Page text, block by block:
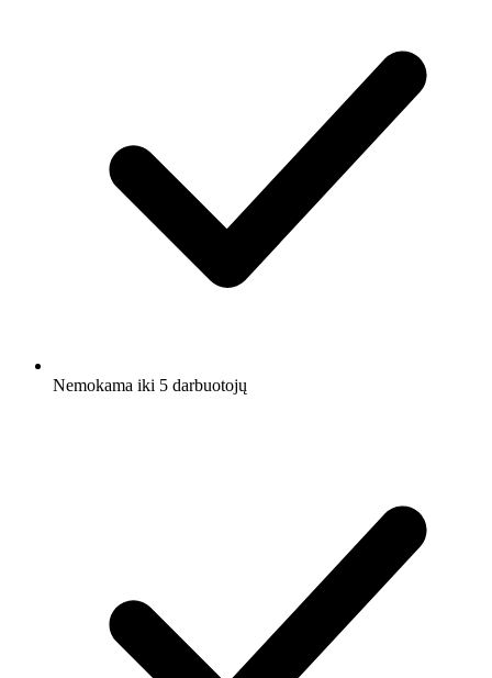
Nemokama iki 5 darbuotojų